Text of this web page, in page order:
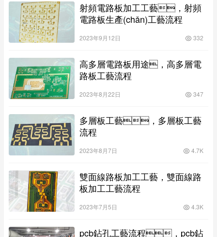
射頻電路板加工工藝，射頻
電路板生產(chǎn)工藝流程
2023年9月12日 332
高多層電路板用途，高多層電
路板工藝流程
2023年8月22日 347
多層板工藝，多層板工藝
流程
2023年8月7日 4.7K
雙面線路板加工工藝，雙面線路
板加工工藝流程
2023年7月5日 4.3K
pcb鉆孔工藝流程，pcb鉆